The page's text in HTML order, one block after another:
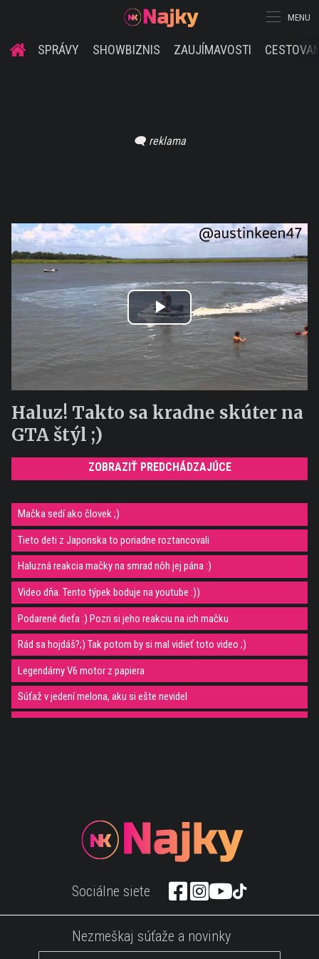
MENU
SPRÁVY SHOWBIZNIS ZAUJÍMAVOSTI
Play
Video
Haluz! Takto sa kradne skúter na
GTA štýl ;)
ZOBRAZIŤ PREDCHÁDZAJÚCE
Mačka sedí ako človek ;)
Tieto deti z Japonska to poriadne roztancovali
Haluzná reakcia mačky na smrad nôh jej pána :)
Video dňa. Tento týpek boduje na youtube :))
Podarené dieťa :) Pozri si jeho reakciu na ich mačku
Rád sa hojdáš?;) Tak potom by si mal vidieť toto video ;)
Legendárny V6 motor z papiera
Súťaž v jedení melona, aku si ešte nevidel
Tesla predstavila prototyp nabíjacej stanice
Zábavné. Táto mačka sa vie nakŕmiť sama ;)
Toto je dôvod prečo je Surikata super objekt na fotenie
Sociálne siete
Nezmeškaj súťaže a novinky